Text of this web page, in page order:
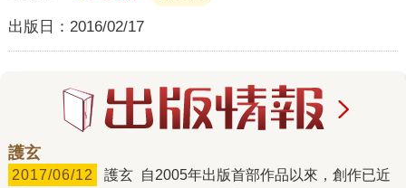
出版日： 2016/02/17
護玄
2017/06/12